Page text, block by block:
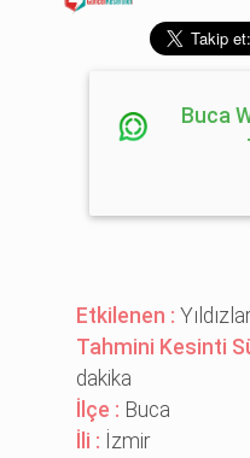
Buca
Etkilenen :
Tahmini Kesinti
dakika
İlçe : Buca
İli : İzmir